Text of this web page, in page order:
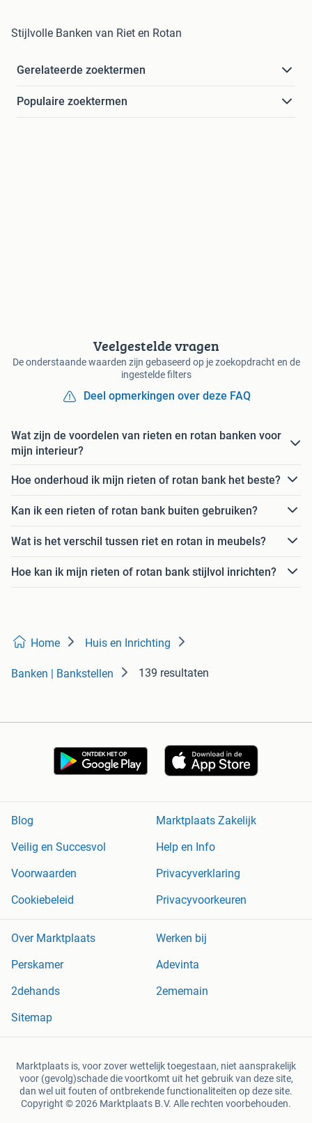
Stijlvolle Banken van Riet en Rotan
Gerelateerde zoektermen
Populaire zoektermen
Veelgestelde vragen
De onderstaande waarden zijn gebaseerd op je zoekopdracht en de
ingestelde filters
Deel opmerkingen over deze FAQ
Wat zijn de voordelen van rieten en rotan banken voor
mijn interieur?
Hoe onderhoud ik mijn rieten of rotan bank het beste?
Kan ik een rieten of rotan bank buiten gebruiken?
Wat is het verschil tussen riet en rotan in meubels?
Hoe kan ik mijn rieten of rotan bank stijlvol inrichten?
Home Huis en Inrichting
Banken | Bankstellen 139 resultaten
Blog
Marktplaats Zakelijk
Veilig en Succesvol
Help en Info
Voorwaarden
Privacyverklaring
Cookiebeleid
Privacyvoorkeuren
Over Marktplaats
Werken bij
Perskamer
Adevinta
2dehands
2ememain
Sitemap
Marktplaats is, voor zover wettelijk toegestaan, niet aansprakelijk
voor (gevolg)schade die voortkomt uit het gebruik van deze site,
dan wel uit fouten of ontbrekende functionaliteiten op deze site.
Copyright © 2026 Marktplaats B.V. Alle rechten voorbehouden.